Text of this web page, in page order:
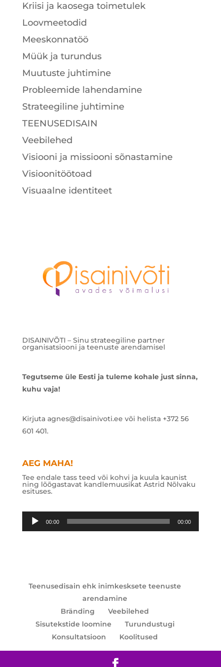
Kriisi ja kaosega toimetulek
Loovmeetodid
Meeskonnatöö
Müük ja turundus
Muutuste juhtimine
Probleemide lahendamine
Strateegiline juhtimine
TEENUSEDISAIN
Veebilehed
Visiooni ja missiooni sõnastamine
Visioonitöötoad
Visuaalne identiteet
DISAINIVÕTI – Sinu strateegiline partner
organisatsiooni ja teenuste arendamisel
Tegutseme üle Eesti ja tuleme kohale just sinna,
kuhu vaja!
Kirjuta agnes@disainivoti.ee või helista +372 56
601 401.
AEG MAHA!
Tee endale tass teed või kohvi ja kuula kaunist
ning lõõgastavat kandlemuusikat Astrid Nõlvaku
esituses.
Audioesitaja
00:00 00:00
Teenusedisain ehk inimkesksete teenuste
arendamine
Bränding
Veebilehed
Sisutekstide loomine
Turundustugi
Konsultatsioon
Koolitused